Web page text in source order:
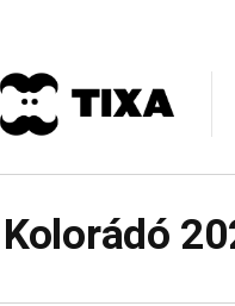
Kolorádó